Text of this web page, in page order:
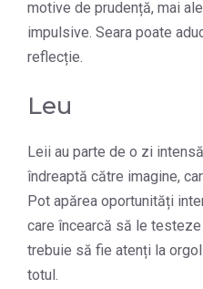
motive de prudență, mai
impulsive. Seara poate
reflecție.
Leu
Leii au parte de o zi
îndreaptă către imagine,
Pot apărea oportunități
care încearcă să le
trebuie să fie atenți la
totul.